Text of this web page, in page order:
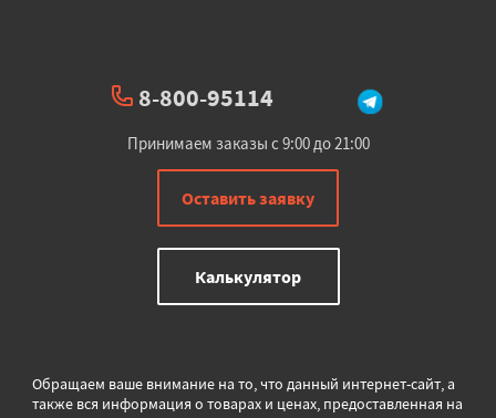
8-800-95114
Принимаем заказы с 9:00 до 21:00
Оставить заявку
Калькулятор
Обращаем ваше внимание на то, что данный интернет-сайт, а
также вся информация о товарах и ценах, предоставленная на